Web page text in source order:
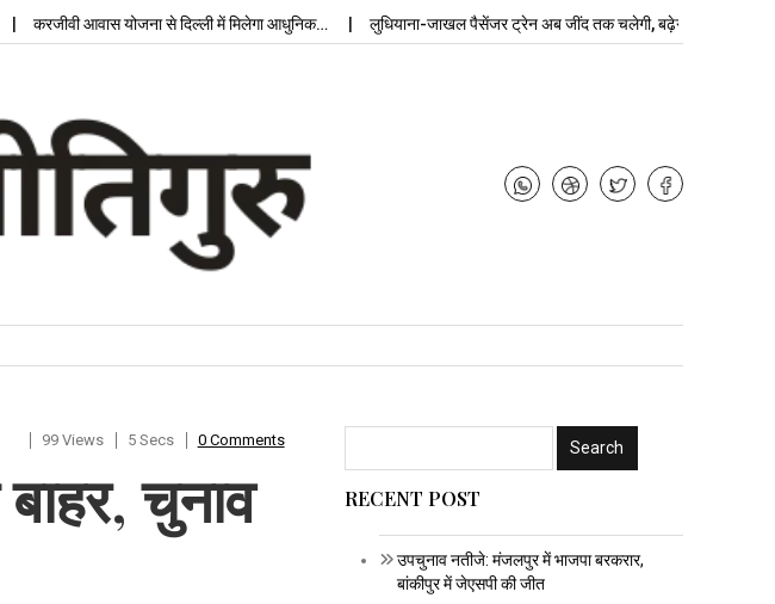
करजीवी आवास योजना से दिल्ली में मिलेगा आधुनिक… लुधियाना-जाखल पैसेंजर ट्रेन अब जींद तक चलेगी, बढ़ेगी…
99 Views 5 Secs 0 Comments
चुनाव
RECENT POST
उपचुनाव नतीजे: मंजलपुर में भाजपा बरकरार,
बांकीपुर में जेएसपी की जीत